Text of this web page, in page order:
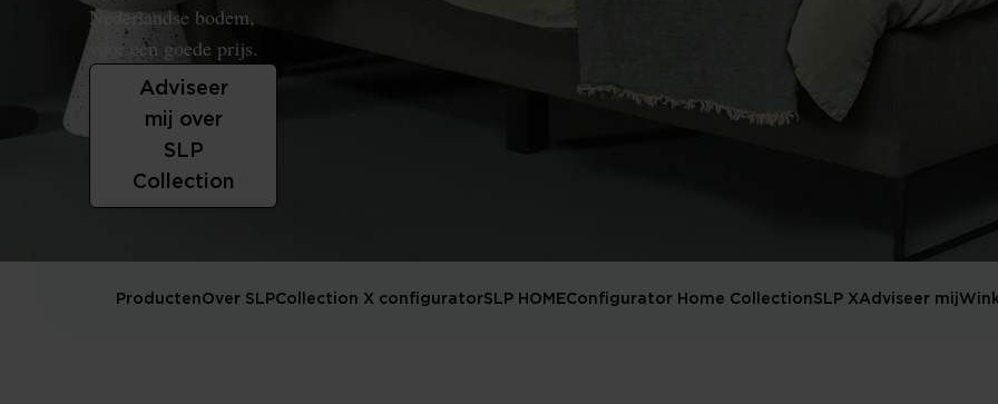
Nederlandse bodem,
voor een goede prijs.
Adviseer
mij over
SLP
Collection
ProductenOver SLPCollection X configuratorSLP HOMEConfigurator Home CollectionSLP XAdviseer mij